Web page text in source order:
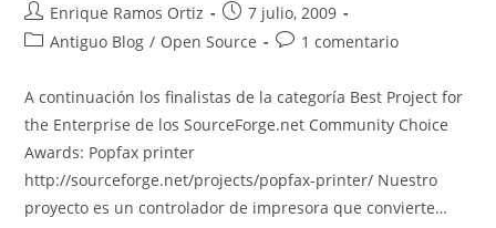
Autor
de
Enrique Ramos Ortiz
Publicación
de
7 julio, 2009
Categoría
la
entrada:
Antiguo Blog / Open Source
Comentarios
entrada:
1 comentario
A continuación los finalistas de la categoría Best Project for
the Enterprise de los SourceForge.net Community Choice
Awards: Popfax printer
http://sourceforge.net/projects/popfax-printer/ Nuestro
proyecto es un controlador de impresora que convierte…